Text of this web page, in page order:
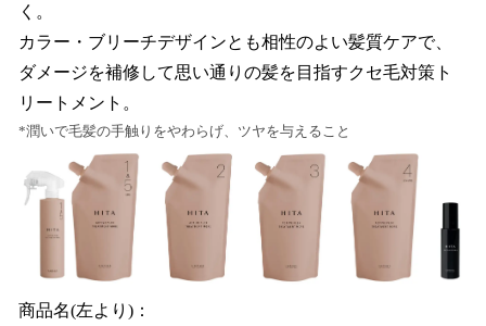
く。
カラー・ブリーチデザインとも相性のよい髪質ケアで、
ダメージを補修して思い通りの髪を目指すクセ毛対策ト
リートメント。
*潤いで毛髪の手触りをやわらげ、ツヤを与えること
商品名(左より)：